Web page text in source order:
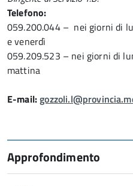
Telefono:
059.200.044 – nei giorni di
e venerdì
059.209.523 – nei giorni di
mattina
E-mail:
Approfondimento